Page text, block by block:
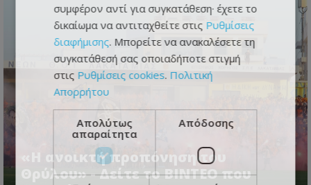
«Η ανοικτή προπόνηση του
Θρύλου» - Δείτε το ΒΙΝΤΕΟ που
συμφέρον αντί για συγκατάθεση· έχετε το
δικαίωμα να αντιταχθείτε στις Ρυθμίσεις
διαφήμισης. Μπορείτε να ανακαλέσετε τη
συγκατάθεσή σας οποιαδήποτε στιγμή
στις Ρυθμίσεις cookies. Πολιτική
Απορρήτου
Απολύτως
απαραίτητα
Απόδοσης